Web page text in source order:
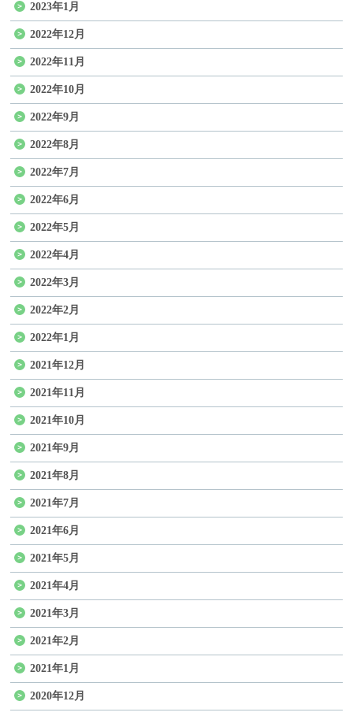
2023年1月
2022年12月
2022年11月
2022年10月
2022年9月
2022年8月
2022年7月
2022年6月
2022年5月
2022年4月
2022年3月
2022年2月
2022年1月
2021年12月
2021年11月
2021年10月
2021年9月
2021年8月
2021年7月
2021年6月
2021年5月
2021年4月
2021年3月
2021年2月
2021年1月
2020年12月